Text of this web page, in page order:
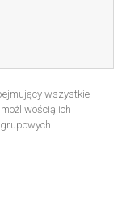
wszystkie
ich